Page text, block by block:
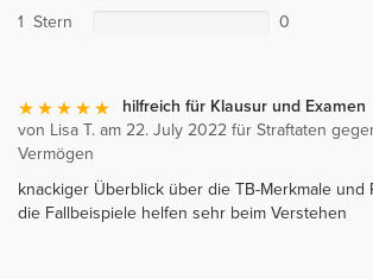
1 Stern
0
hilfreich für Klausur und Examen
von Lisa T. am 22. July 2022 für Straftaten
Vermögen
knackiger Überblick über die TB-Merkmale und
die Fallbeispiele helfen sehr beim Verstehen